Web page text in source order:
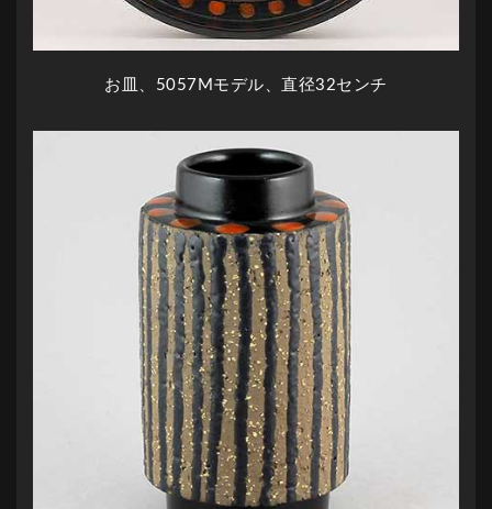
お皿、5057Mモデル、直径32センチ